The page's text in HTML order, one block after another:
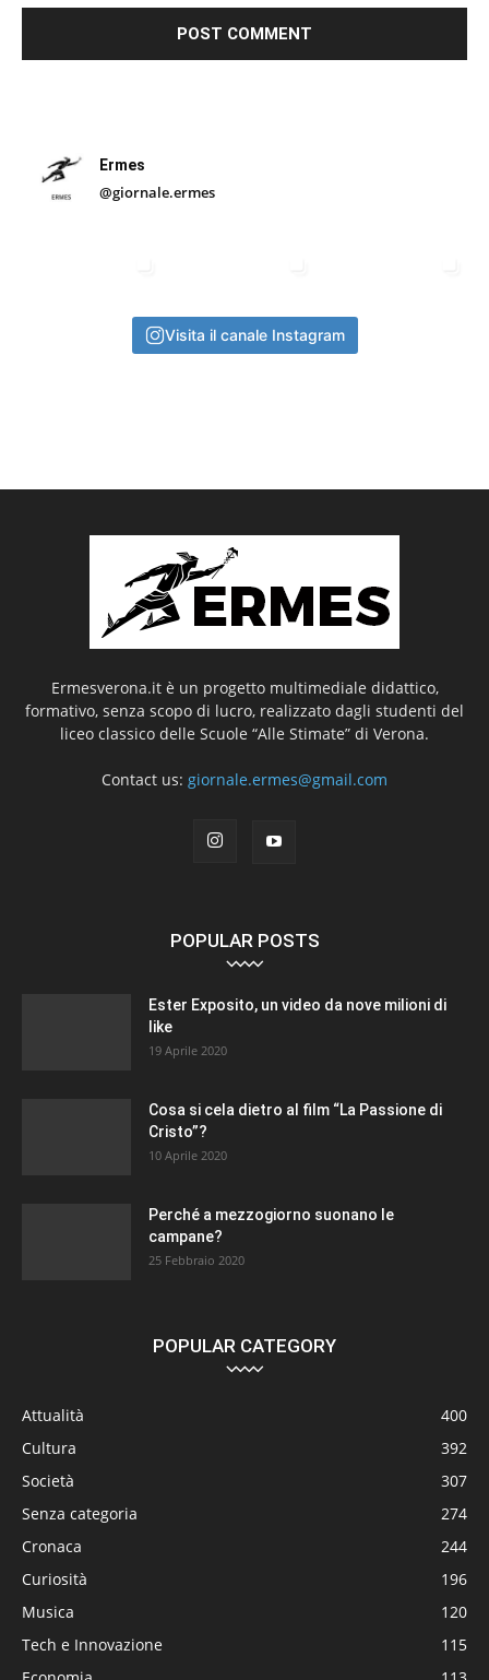
Ermes
@giornale.ermes
Visita il canale Instagram
Ermesverona.it è un progetto multimediale didattico,
formativo, senza scopo di lucro, realizzato dagli studenti del
liceo classico delle Scuole “Alle Stimate” di Verona.
Contact us: giornale.ermes@gmail.com
POPULAR POSTS
Ester Exposito, un video da nove milioni di
like
19 Aprile 2020
Cosa si cela dietro al film “La Passione di
Cristo”?
10 Aprile 2020
Perché a mezzogiorno suonano le
campane?
25 Febbraio 2020
POPULAR CATEGORY
Attualità
400
Cultura
392
Società
307
Senza categoria
274
Cronaca
244
Curiosità
196
Musica
120
Tech e Innovazione
115